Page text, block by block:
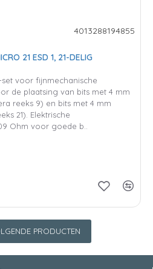
4013288194855
21 ESD 1, 21-DELIG
voor fijnmechanische
de plaatsing van bits met 4 mm
reeks 9) en bits met 4 mm
21). Elektrische
Ohm voor goede b..
PRODUCTEN